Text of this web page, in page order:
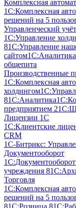
Комплексная
1С:Комплексная
решений на 5
Управленческий учёт
1С:Управление
81С:Управление
сайтом1С:Аналитика
общепита
Производственные
1С:Комплексная
холдингом
81С:Аналитика
предприятием 2
Лицензии 1С
1С:Клиентские
CRM
1С-Битрикс:
Документооборот
учреждения 8
Торговля
1С:Комплексная
решений на 5
81С:Розница 8